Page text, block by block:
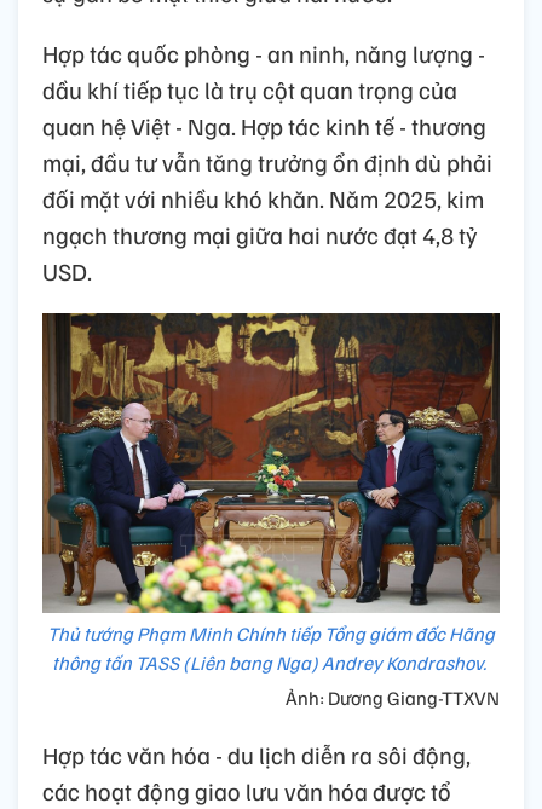
Hợp tác quốc phòng - an ninh, năng lượng -
dầu khí tiếp tục là trụ cột quan trọng của
quan hệ Việt - Nga. Hợp tác kinh tế - thương
mại, đầu tư vẫn tăng trưởng ổn định dù phải
đối mặt với nhiều khó khăn. Năm 2025, kim
ngạch thương mại giữa hai nước đạt 4,8 tỷ
USD.
Thủ tướng Phạm Minh Chính tiếp Tổng giám đốc Hãng
thông tấn TASS (Liên bang Nga) Andrey Kondrashov.
Ảnh: Dương Giang-TTXVN
Hợp tác văn hóa - du lịch diễn ra sôi động,
các hoạt động giao lưu văn hóa được tổ